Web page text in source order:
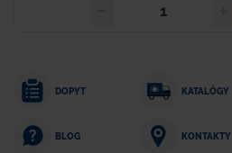
DOPYT KATALÓGY
BLOG KONTAKTY